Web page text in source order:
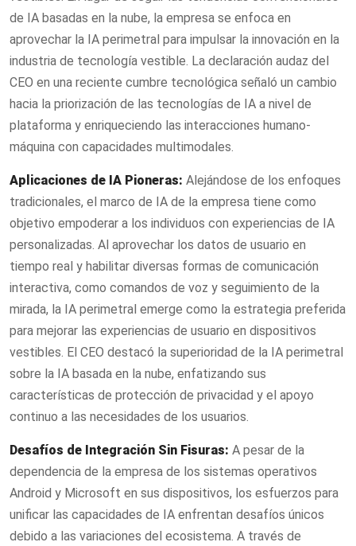
de IA basadas en la nube, la empresa se enfoca en
aprovechar la IA perimetral para impulsar la innovación en la
industria de tecnología vestible. La declaración audaz del
CEO en una reciente cumbre tecnológica señaló un cambio
hacia la priorización de las tecnologías de IA a nivel de
plataforma y enriqueciendo las interacciones humano-
máquina con capacidades multimodales.
Aplicaciones de IA Pioneras: Alejándose de los enfoques
tradicionales, el marco de IA de la empresa tiene como
objetivo empoderar a los individuos con experiencias de IA
personalizadas. Al aprovechar los datos de usuario en
tiempo real y habilitar diversas formas de comunicación
interactiva, como comandos de voz y seguimiento de la
mirada, la IA perimetral emerge como la estrategia preferida
para mejorar las experiencias de usuario en dispositivos
vestibles. El CEO destacó la superioridad de la IA perimetral
sobre la IA basada en la nube, enfatizando sus
características de protección de privacidad y el apoyo
continuo a las necesidades de los usuarios.
Desafíos de Integración Sin Fisuras: A pesar de la
dependencia de la empresa de los sistemas operativos
Android y Microsoft en sus dispositivos, los esfuerzos para
unificar las capacidades de IA enfrentan desafíos únicos
debido a las variaciones del ecosistema. A través de